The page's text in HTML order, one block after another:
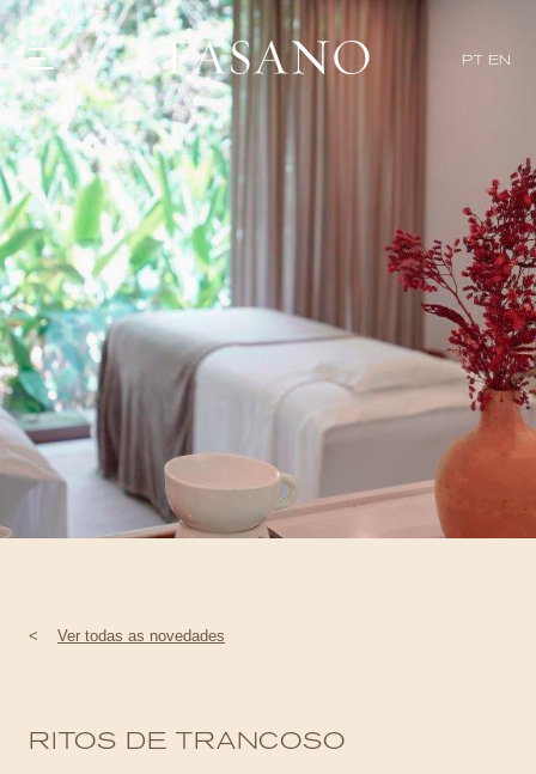
PT EN
GASTRONOMIA
HOTÉIS
EXPERIENCIAS
EVENTOS
VILLAS
TIENDA | SELEZIONE
DESCUBRIR
WHAT'S COOKING
CORRIERE
HISTORIA
SOSTENIBILIDAD
CONTACTO
< Ver todas as novedades
RITOS DE TRANCOSO